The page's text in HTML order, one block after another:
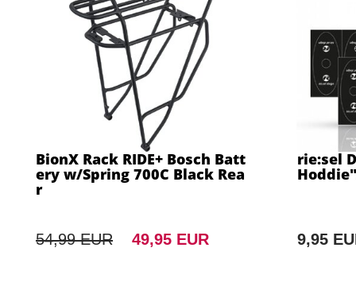
BionX Rack RIDE+ Bosch Batt
ery w/Spring 700C Black Rea
r
54,99 EUR 49,95 EUR
rie:sel
9,95